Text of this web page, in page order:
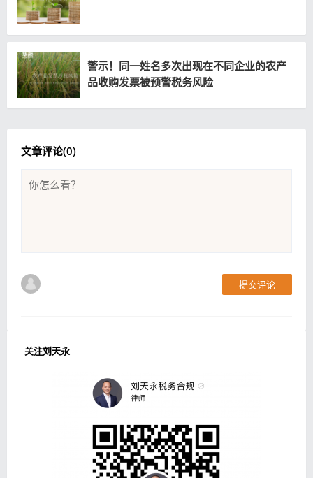
警示！同一姓名多次出现在不同企业的农产
品收购发票被预警税务风险
文章评论(0)
提交评论
关注刘天永